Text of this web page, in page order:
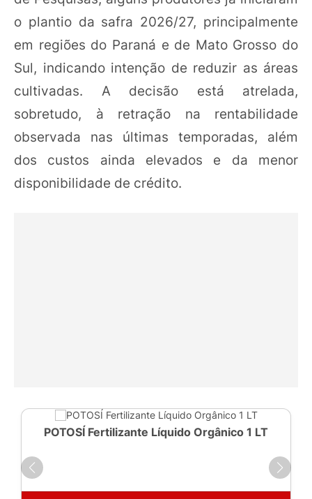
o plantio da safra 2026/27, principalmente
em regiões do Paraná e de Mato Grosso do
Sul, indicando intenção de reduzir as áreas
cultivadas. A decisão está atrelada,
sobretudo, à retração na rentabilidade
observada nas últimas temporadas, além
dos custos ainda elevados e da menor
disponibilidade de crédito.
POTOSÍ Fertilizante Líquido Orgânico 1 LT